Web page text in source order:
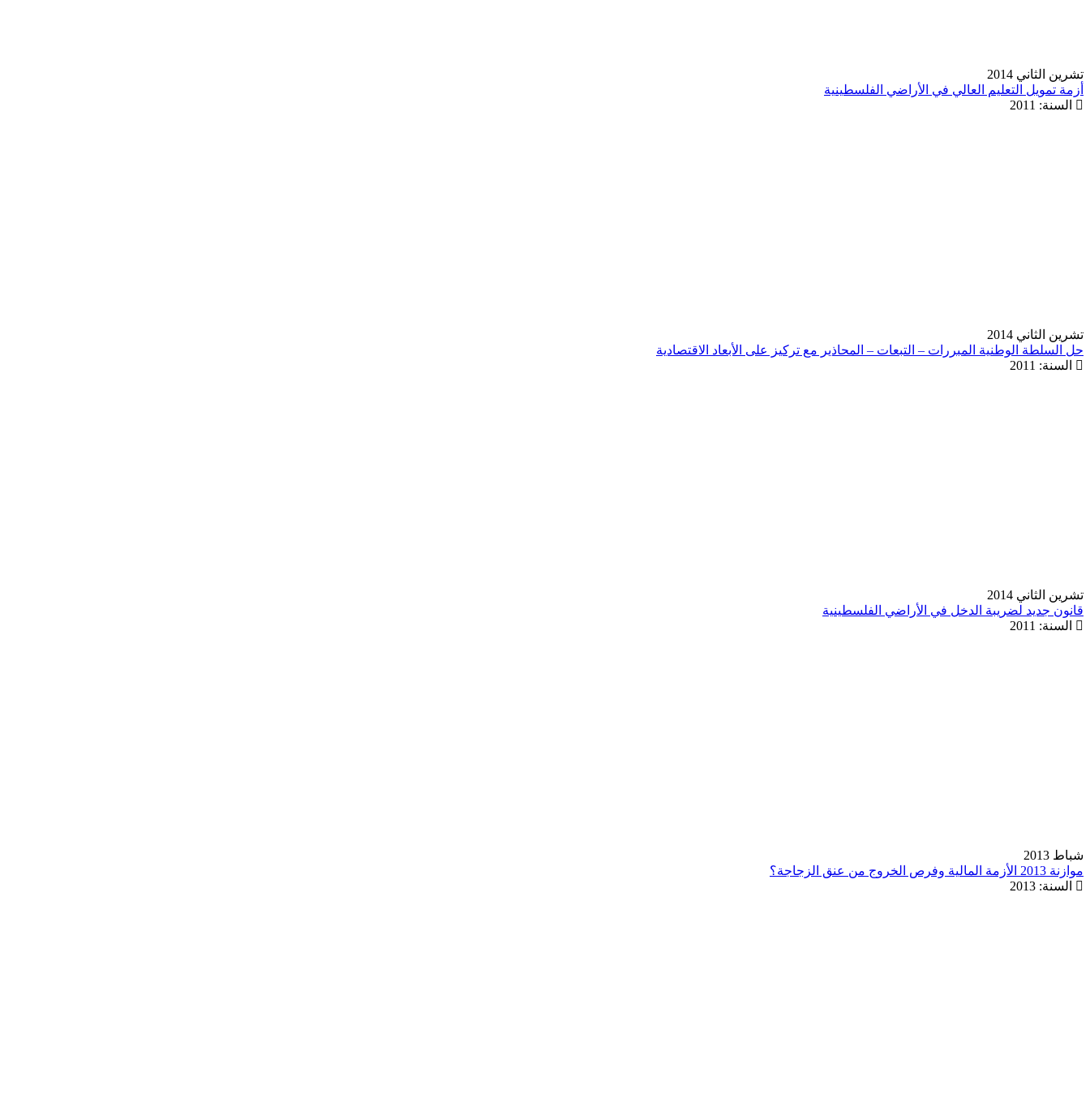
تشرين الثاني 2014
أزمة تمويل التعليم العالي في الأراضي الفلسطينية
السنة: 2011
تشرين الثاني 2014
حل السلطة الوطنية المبررات – التبعات – المحاذير مع تركيز على الأبعاد الاقتصادية
السنة: 2011
تشرين الثاني 2014
قانون جديد لضريبة الدخل في الأراضي الفلسطينية
السنة: 2011
شباط 2013
موازنة 2013 الأزمة المالية وفرص الخروج من عنق الزجاجة؟
السنة: 2013